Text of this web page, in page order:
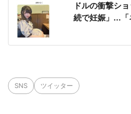
ドルの衝撃シ
続で妊娠」...
SNS ツイッター